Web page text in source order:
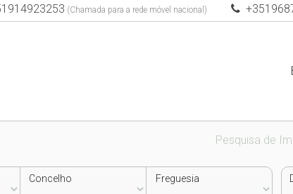
(Chamada para a rede móvel nacional)
Pesquisa de
Concelho Freguesia